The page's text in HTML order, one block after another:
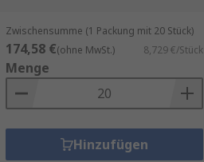
Zwischensumme (1 Packung mit 20 Stück)
174,58 €(ohne MwSt.) 8,729 €/Stück
Menge
Hinzufügen